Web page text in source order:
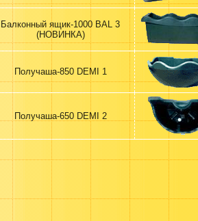
Балконный ящик-1000 BAL 3
(НОВИНКА)
Получаша-850 DEMI 1
Получаша-650 DEMI 2